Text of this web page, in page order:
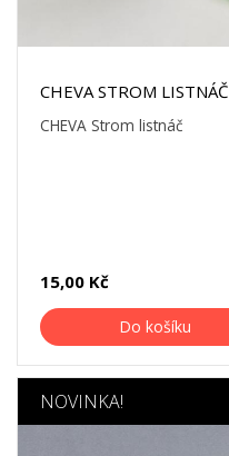
CHEVA STROM LISTNÁČ
CHEVA Strom listnáč
15,00 Kč
Do košíku
NOVINKA!